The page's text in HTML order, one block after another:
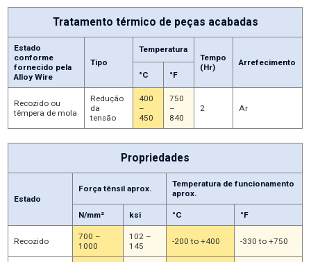
Tratamento térmico de peças acabadas
Estado
conforme
fornecido pela
Alloy Wire
Tipo
Temperatura
Tempo
(Hr)
Arrefecimento
°C
°F
Recozido ou
têmpera de mola
Redução
da
tensão
400
–
450
750
–
840
2 Ar
Propriedades
Estado
Força tênsil aprox.
Temperatura de funcionamento
aprox.
N/mm² ksi °C °F
Recozido
700 –
1000
102 –
145
-200 to +400 -330 to +750